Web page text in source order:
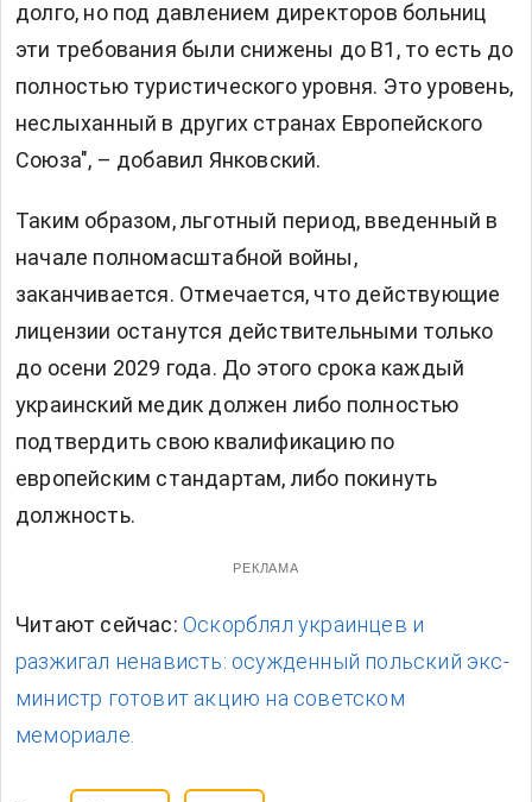
долго, но под давлением директоров больниц
эти требования были снижены до B1, то есть до
полностью туристического уровня. Это уровень,
неслыханный в других странах Европейского
Союза", – добавил Янковский.
Таким образом, льготный период, введенный в
начале полномасштабной войны,
заканчивается. Отмечается, что действующие
лицензии останутся действительными только
до осени 2029 года. До этого срока каждый
украинский медик должен либо полностью
подтвердить свою квалификацию по
европейским стандартам, либо покинуть
должность.
РЕКЛАМА
Читают сейчас: Оскорблял украинцев и
разжигал ненависть: осужденный польский экс-
министр готовит акцию на советском
мемориале.